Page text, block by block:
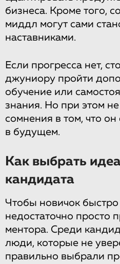
бизнеса. Кроме того,
миддл могут сами
наставниками.
Если прогресса нет,
джуниору пройти
обучение или
знания. Но при этом
сомнения в том, что
в будущем.
Как выбрать
кандидата
Чтобы новичок быстро
недостаточно просто
ментора. Среди
люди, которые не
правильно выбрали